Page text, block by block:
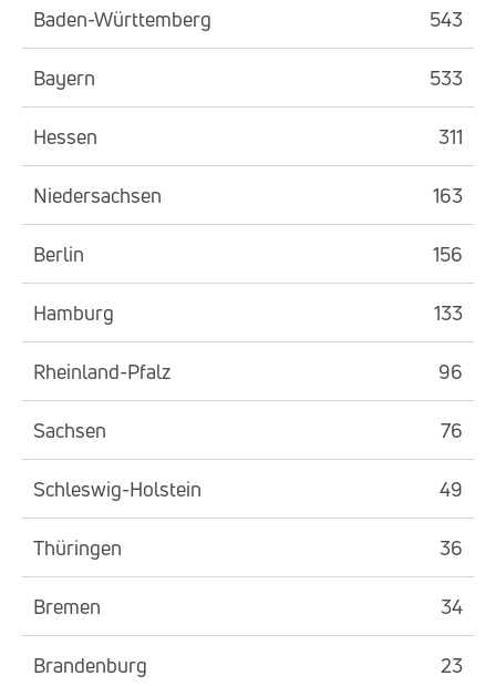
Baden-Württemberg 543
Bayern 533
Hessen 311
Niedersachsen 163
Berlin 156
Hamburg 133
Rheinland-Pfalz 96
Sachsen 76
Schleswig-Holstein 49
Thüringen 36
Bremen 34
Brandenburg 23